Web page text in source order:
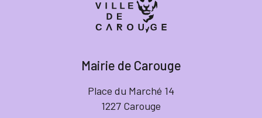
Mairie de Carouge
Place du Marché 14
1227 Carouge